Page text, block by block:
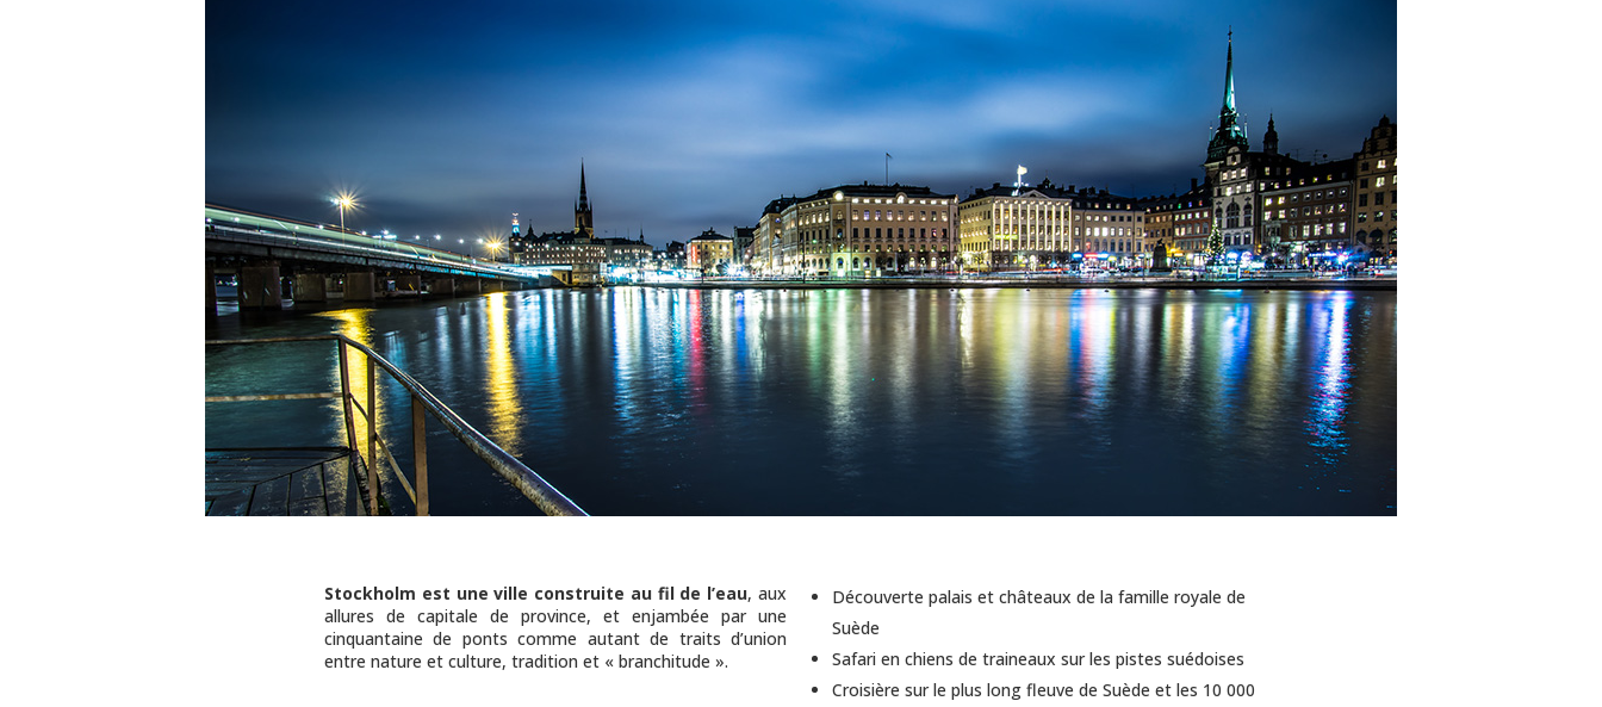
Stockholm est une ville construite au fil de l’eau, aux
allures de capitale de province, et enjambée par une
cinquantaine de ponts comme autant de traits d’union
entre nature et culture, tradition et « branchitude ».
Découverte palais et châteaux de la famille royale de
Suède
Safari en chiens de traineaux sur les pistes suédoises
Croisière sur le plus long fleuve de Suède et les 10 000